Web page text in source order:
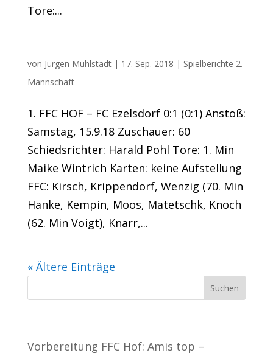
Tore:...
von Jürgen Mühlstädt| 17. Sep. 2018 | Spielberichte 2.
Mannschaft
1. FFC HOF – FC Ezelsdorf 0:1 (0:1) Anstoß:
Samstag, 15.9.18 Zuschauer: 60
Schiedsrichter: Harald Pohl Tore: 1. Min
Maike Wintrich Karten: keine Aufstellung
FFC: Kirsch, Krippendorf, Wenzig (70. Min
Hanke, Kempin, Moos, Matetschk, Knoch
(62. Min Voigt), Knarr,...
« Ältere Einträge
Vorbereitung FFC Hof: Amis top –